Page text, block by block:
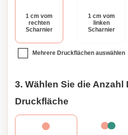
1 cm vom
rechten
Scharnier
1 cm vom
linken
Scharnier
Mehrere Druckflächen auswählen
3. Wählen Sie die
Druckfläche